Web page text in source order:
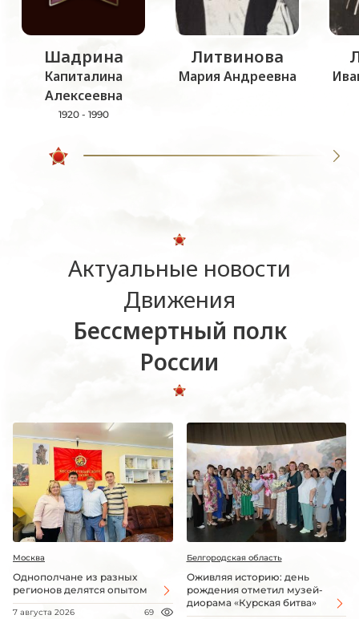
Шадрина
Капиталина
Алексеевна
1920 - 1990
Литвинова
Мария Андреевна
Актуальные новости
Движения
Бессмертный полк
России
Москва
Однополчане из разных
регионов делятся опытом
7 августа 2026 69
Белгородская область
Оживляя историю: день
рождения отметил музей-
диорама «Курская битва»